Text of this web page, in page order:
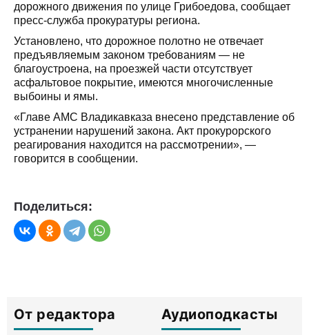
дорожного движения по улице Грибоедова, сообщает
пресс-служба прокуратуры региона.
Установлено, что дорожное полотно не отвечает
предъявляемым законом требованиям — не
благоустроена, на проезжей части отсутствует
асфальтовое покрытие, имеются многочисленные
выбоины и ямы.
«Главе АМС Владикавказа внесено представление об
устранении нарушений закона. Акт прокурорского
реагирования находится на рассмотрении», —
говорится в сообщении.
Поделиться:
От редактора Аудиоподкасты